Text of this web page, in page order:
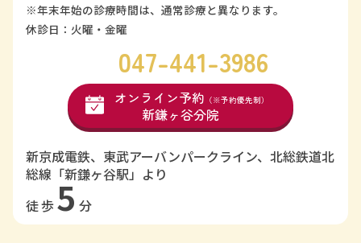
※年末年始の診療時間は、通常診療と異なります。
休診日：火曜・金曜
047-441-3986
オンライン予約 （※予約優先制）
新鎌ヶ谷分院
新京成電鉄、東武アーバンパークライン、北総鉄道北
総線「新鎌ヶ谷駅」より
徒歩5分